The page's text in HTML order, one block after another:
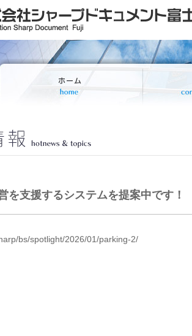
を支援するシステムを提案中です！
bs/spotlight/2026/01/parking-2/